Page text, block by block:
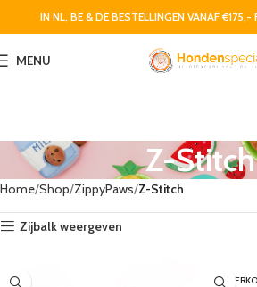
IN NL, BE & DE BESTELLINGEN VANAF €175,-
MENU
Z-Stitch
Home Shop ZippyPaws Z-Stitch
Zijbalk weergeven